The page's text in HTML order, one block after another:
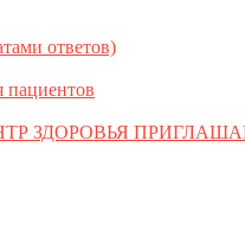
ответов)
ЗДОРОВЬЯ